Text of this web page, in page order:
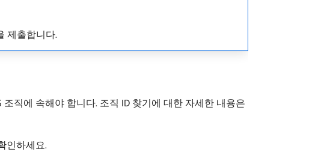
제출합니다.
직에 속해야 합니다. 조직 ID 찾기에 대한 자세한 내용은
인하세요.